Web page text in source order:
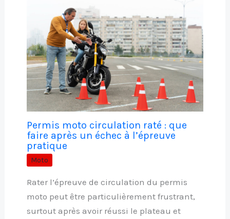
Permis moto circulation raté : que
faire après un échec à l’épreuve
pratique
Moto
Rater l’épreuve de circulation du permis
moto peut être particulièrement frustrant,
surtout après avoir réussi le plateau et